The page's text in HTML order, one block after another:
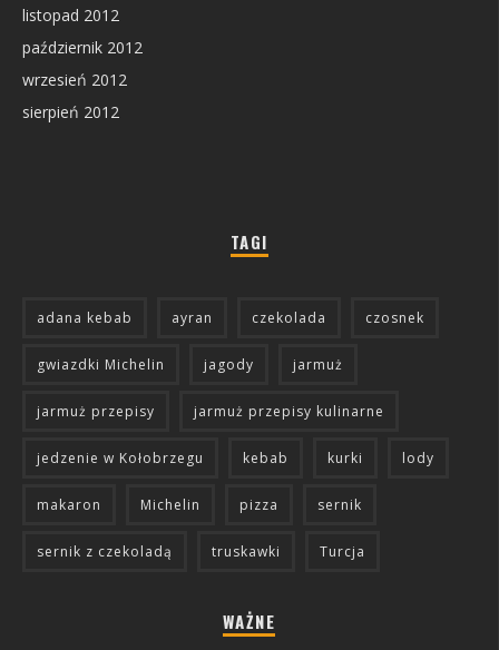
listopad 2012
październik 2012
wrzesień 2012
sierpień 2012
TAGI
adana kebab ayran czekolada czosnek
gwiazdki Michelin jagody jarmuż
jarmuż przepisy jarmuż przepisy kulinarne
jedzenie w Kołobrzegu kebab kurki lody
makaron Michelin pizza sernik
sernik z czekoladą truskawki Turcja
WAŻNE